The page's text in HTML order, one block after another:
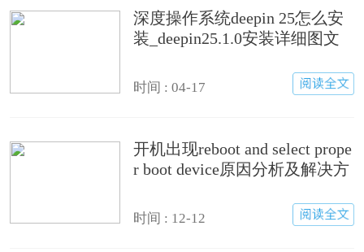
深度操作系统deepin 25怎么安
装_deepin25.1.0安装详细图文
时间 : 04-17
开机出现reboot and select prope
r boot device原因分析及解决方
时间 : 12-12